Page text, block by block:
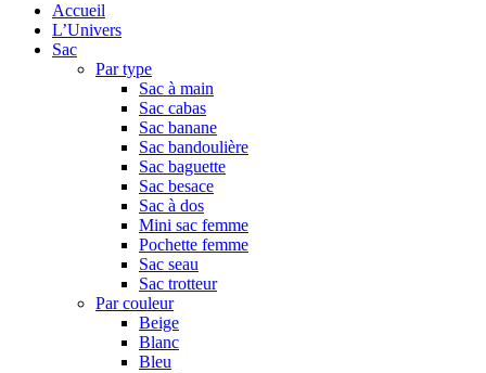
Accueil
L’Univers
Sac
Par type
Sac à main
Sac cabas
Sac banane
Sac bandoulière
Sac baguette
Sac besace
Sac à dos
Mini sac femme
Pochette femme
Sac seau
Sac trotteur
Par couleur
Beige
Blanc
Bleu